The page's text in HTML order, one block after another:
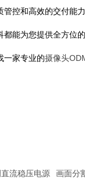
管控和高效的交付能
能为您提供全方位
家专业的摄像头
流稳压电源 画面分